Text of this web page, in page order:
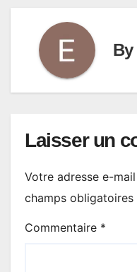
By
Laisser un
Votre adresse e-
champs
Commentaire *